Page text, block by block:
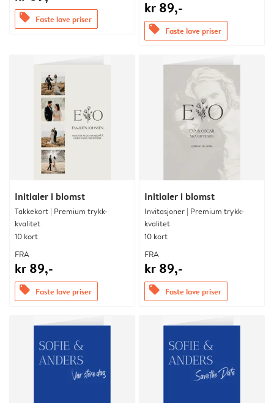
offers Faste lave priser
kr 89,-
offers Faste lave priser
Initialer i blomst
Takkekort | Premium trykk-
kvalitet
10 kort
FRA
kr 89,-
offers Faste lave priser
Initialer i blomst
Invitasjoner | Premium trykk-
kvalitet
10 kort
FRA
kr 89,-
offers Faste lave priser